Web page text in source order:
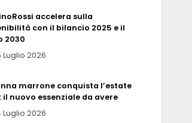
accelera sulla
con il bilancio 2025 e il
2030
Luglio 2026
marrone conquista l’estate
il nuovo essenziale da avere
Luglio 2026